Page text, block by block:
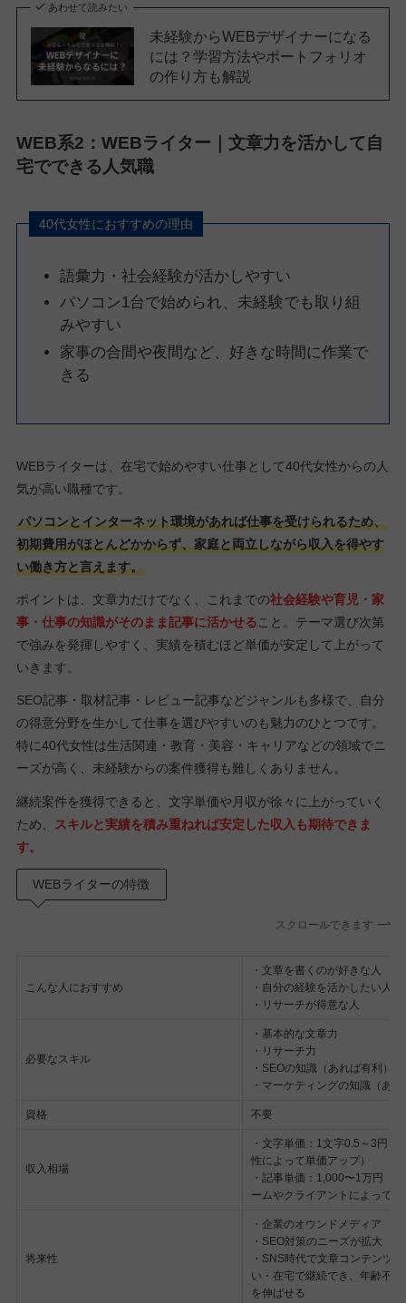
あわせて読みたい
未経験からWEBデザイナーになる
には？学習方法やポートフォリオ
の作り方も解説
WEB系2：WEBライター｜文章力を活かして自
宅でできる人気職
40代女性におすすめの理由
語彙力・社会経験が活かしやすい
パソコン1台で始められ、未経験でも取り組
みやすい
家事の合間や夜間など、好きな時間に作業で
きる
WEBライターは、在宅で始めやすい仕事として40代女性からの人
気が高い職種です。
パソコンとインターネット環境があれば仕事を受けられるため、
初期費用がほとんどかからず、家庭と両立しながら収入を得やす
い働き方と言えます。
ポイントは、文章力だけでなく、これまでの社会経験や育児・家
事・仕事の知識がそのまま記事に活かせること。テーマ選び次第
で強みを発揮しやすく、実績を積むほど単価が安定して上がって
いきます。
SEO記事・取材記事・レビュー記事などジャンルも多様で、自分
の得意分野を生かして仕事を選びやすいのも魅力のひとつです。
特に40代女性は生活関連・教育・美容・キャリアなどの領域でニ
ーズが高く、未経験からの案件獲得も難しくありません。
継続案件を獲得できると、文字単価や月収が徐々に上がっていく
ため、
スキルと実績を積み重ねれば安定した収入も期待できま
す。
WEBライターの特徴
スクロールできます
こんな人におすすめ
・文章を書くのが好きな人
・自分の経験を活かしたい人
・リサーチが得意な人
必要なスキル
・基本的な文章力
・リサーチ力
・SEOの知識（あれば有利）
・マーケティングの知識（あ
資格 不要
収入相場
・文字単価：1文字0.5～3円（
性によって単価アップ）
・記事単価：1,000〜1万円（
ームやクライアントによって異
将来性
・企業のオウンドメディア
・SEO対策のニーズが拡大
・SNS時代で文章コンテンツ
い・在宅で継続でき、年齢不
を伸ばせる